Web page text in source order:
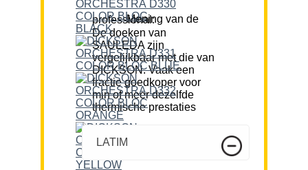
Mening van de professional:
De doeken van
SAULEDA zijn
vergelijkbaar met die van
DICKSON. Vaak een
fractie goedkoper voor
min of meer dezelfde
thermische prestaties
LATIM